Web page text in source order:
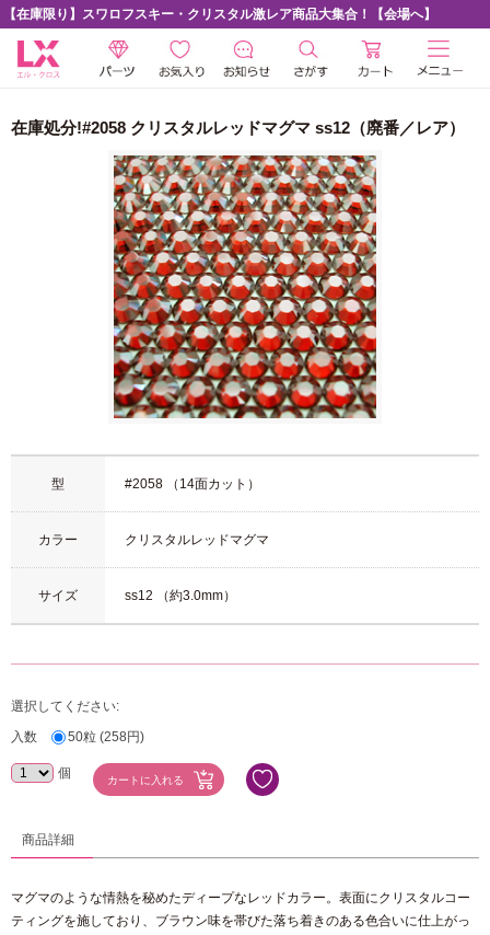
【在庫限り】スワロフスキー・クリスタル激レア商品大集合！【会場へ】
在庫処分!#2058 クリスタルレッドマグマ ss12（廃番／レア）
型 #2058 （14面カット）
カラー クリスタルレッドマグマ
サイズ ss12 （約3.0mm）
選択してください:
入数
50粒 (258円)
個
商品詳細
マグマのような情熱を秘めたディープなレッドカラー。表面にクリスタルコー
ティングを施しており、ブラウン味を帯びた落ち着きのある色合いに仕上がっ